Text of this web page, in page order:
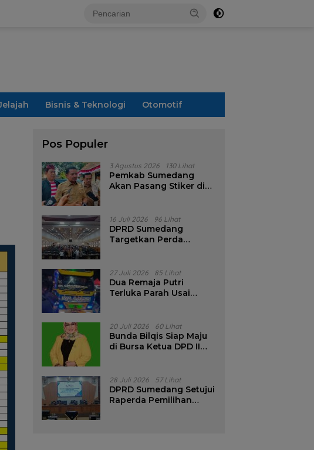
Bisnis & Teknologi Otomotif
Pos Populer
3 Agustus 2026 130 Lihat
Pemkab Sumedang
Akan Pasang Stiker di
16 Juli 2026 96 Lihat
DPRD Sumedang
Targetkan Perda
Pencalonan Diperjelas
27 Juli 2026 85 Lihat
Dua Remaja Putri
Terluka Parah Usai
Tanjungsari Sumedang
20 Juli 2026 60 Lihat
Bunda Bilqis Siap Maju
di Bursa Ketua DPD II
28 Juli 2026 57 Lihat
DPRD Sumedang Setujui
Raperda Pemilihan